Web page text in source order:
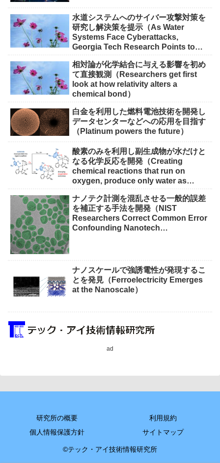
水道システムへのサイバー攻撃対策を
研究し解決策を提示（As Water
Systems Face Cyberattacks,
Georgia Tech Research Points to
相対論が化学結合に与える影響を初め
て直接観測（Researchers get first
look at how relativity alters a
chemical bond）
白金を利用した燃料電池技術を開発し
データセンターなどへの応用を目指す
（Platinum powers the future）
酸素のみを利用し副生成物が水だけと
なる化学反応を開発（Creating
chemical reactions that run on
oxygen, produce only water as
ナノテク計測を混乱させる一般的誤差
を補正する手法を開発（NIST
Researchers Correct Common Error
Confounding Nanotech
ナノスケールで強誘電性が発現するこ
とを発見（Ferroelectricity Emerges
at the Nanoscale）
ad
研究所の概要
利用規約
個人情報保護方針
サイトマップ
©テック・アイ技術情報研究所